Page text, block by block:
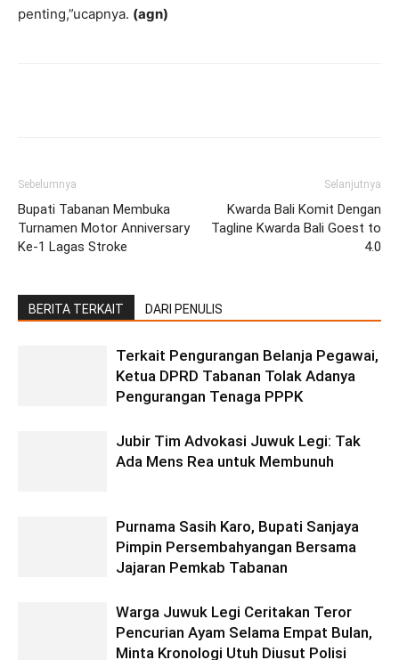
penting,”ucapnya. (agn)
Sebelumnya
Bupati Tabanan Membuka
Turnamen Motor Anniversary
Ke-1 Lagas Stroke
Selanjutnya
Kwarda Bali Komit Dengan
Tagline Kwarda Bali Goest to
4.0
BERITA TERKAIT DARI PENULIS
Terkait Pengurangan Belanja Pegawai,
Ketua DPRD Tabanan Tolak Adanya
Pengurangan Tenaga PPPK
Jubir Tim Advokasi Juwuk Legi: Tak
Ada Mens Rea untuk Membunuh
Purnama Sasih Karo, Bupati Sanjaya
Pimpin Persembahyangan Bersama
Jajaran Pemkab Tabanan
Warga Juwuk Legi Ceritakan Teror
Pencurian Ayam Selama Empat Bulan,
Minta Kronologi Utuh Diusut Polisi